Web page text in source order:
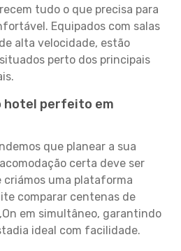
tudo o que precisa para
Equipados com salas
alta velocidade, estão
perto dos principais
hotel perfeito em
que planear a sua
certa deve ser
criámos uma plataforma
comparar centenas de
em simultâneo, garantindo
ideal com facilidade.